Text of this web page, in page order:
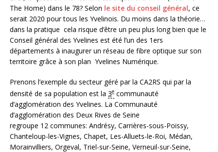
The Home) dans le 78? Selon le site du conseil général, ce
serait 2020 pour tous les Yvelinois. Du moins dans la théorie…
dans la pratique cela risque d’être un peu plus long bien que le
Conseil général des Yvelines est été l’un des 1ers
départements à inaugurer un réseau de fibre optique sur son
territoire grâce à son plan Yvelines Numérique.
Prenons l’exemple du secteur géré par la CA2RS qui par la
densité de sa population est la 3e communauté
d’agglomération des Yvelines. La Communauté
d’agglomération des Deux Rives de Seine
regroupe 12 communes: Andrésy, Carrières-sous-Poissy,
Chanteloup-les-Vignes, Chapet, Les-Alluets-le-Roi, Médan,
Morainvilliers, Orgeval, Triel-sur-Seine, Verneuil-sur-Seine,